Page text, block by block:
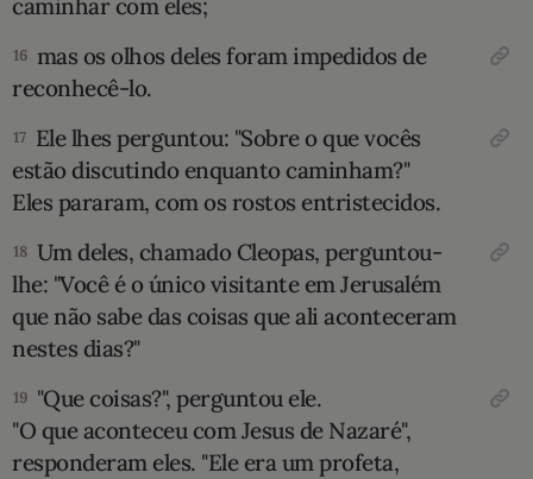
caminhar com eles;
16 mas os olhos deles foram impedidos de
reconhecê-lo.
17 Ele lhes perguntou: "Sobre o que vocês
estão discutindo enquanto caminham?"
Eles pararam, com os rostos entristecidos.
18 Um deles, chamado Cleopas, perguntou-
lhe: "Você é o único visitante em Jerusalém
que não sabe das coisas que ali aconteceram
nestes dias?"
19 "Que coisas?", perguntou ele.
"O que aconteceu com Jesus de Nazaré",
responderam eles. "Ele era um profeta,